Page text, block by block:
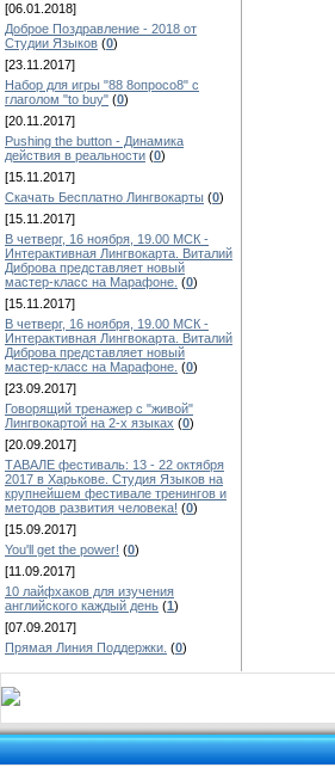
[06.01.2018]
Доброе Поздравление - 2018 от
Студии Языков (0)
[23.11.2017]
Набор для игры "88 8опросо8" с
глаголом "to buy" (0)
[20.11.2017]
Pushing the button - Динамика
действия в реальности (0)
[15.11.2017]
Скачать Бесплатно Лингвокарты (0)
[15.11.2017]
В четверг, 16 ноября, 19.00 МСК -
Интерактивная Лингвокарта. Виталий
Диброва представляет новый
мастер-класс на Марафоне. (0)
[15.11.2017]
В четверг, 16 ноября, 19.00 МСК -
Интерактивная Лингвокарта. Виталий
Диброва представляет новый
мастер-класс на Марафоне. (0)
[23.09.2017]
Говорящий тренажер с "живой"
Лингвокартой на 2-х языках (0)
[20.09.2017]
ТАВАЛЕ фестиваль: 13 - 22 октября
2017 в Харькове. Студия Языков на
крупнейшем фестивале тренингов и
методов развития человека! (0)
[15.09.2017]
You'll get the power! (0)
[11.09.2017]
10 лайфхаков для изучения
английского каждый день (1)
[07.09.2017]
Прямая Линия Поддержки. (0)